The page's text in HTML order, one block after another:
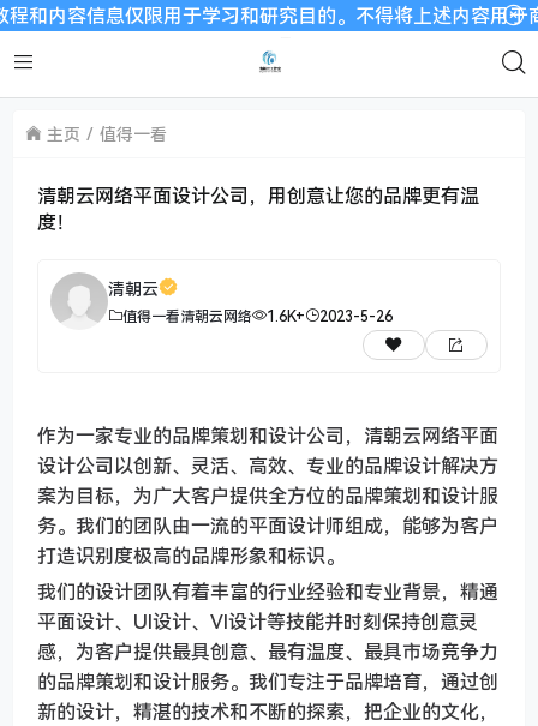
内容信息仅限用于学习和研究目的。不得将上述内容用于
主页 值得一看
清朝云网络平面设计公司，用创意让您的品牌更有温
度！
清朝云
值得一看清朝云网络 1.6K+ 2023-5-26
作为一家专业的品牌策划和设计公司，清朝云网络平面
设计公司以创新、灵活、高效、专业的品牌设计解决方
案为目标，为广大客户提供全方位的品牌策划和设计服
务。我们的团队由一流的平面设计师组成，能够为客户
打造识别度极高的品牌形象和标识。
我们的设计团队有着丰富的行业经验和专业背景，精通
平面设计、UI设计、VI设计等技能并时刻保持创意灵
感，为客户提供最具创意、最有温度、最具市场竞争力
的品牌策划和设计服务。我们专注于品牌培育，通过创
新的设计，精湛的技术和不断的探索，把企业的文化，